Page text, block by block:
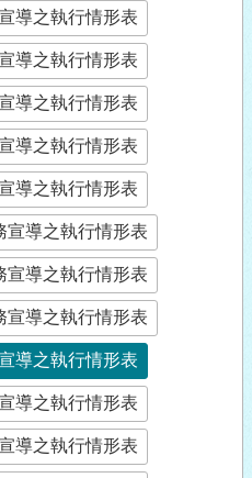
導之執行情形表
導之執行情形表
導之執行情形表
導之執行情形表
導之執行情形表
宣導之執行情形表
宣導之執行情形表
宣導之執行情形表
導之執行情形表
導之執行情形表
導之執行情形表